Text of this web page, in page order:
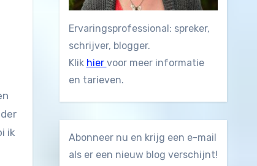
ik
Ervaringsprofessional: spreker,
schrijver, blogger.
Klik hier voor meer informatie
en tarieven.
Abonneer nu en krijg een e-mail
als er een nieuw blog verschijnt!